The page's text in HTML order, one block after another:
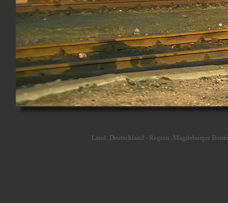
Land: Deutschland - Region: Magdeburger